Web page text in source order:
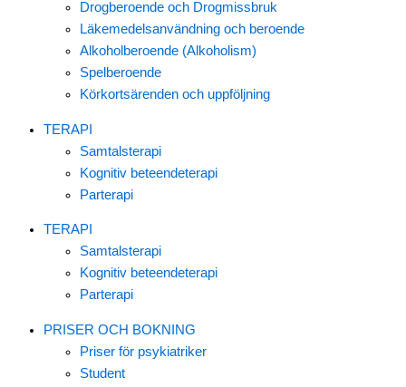
Drogberoende och Drogmissbruk
Läkemedelsanvändning och beroende
Alkoholberoende (Alkoholism)
Spelberoende
Körkortsärenden och uppföljning
TERAPI
Samtalsterapi
Kognitiv beteendeterapi
Parterapi
TERAPI
Samtalsterapi
Kognitiv beteendeterapi
Parterapi
PRISER OCH BOKNING
Priser för psykiatriker
Student